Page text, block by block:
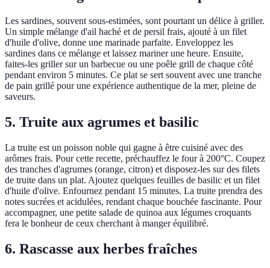
Les sardines, souvent sous-estimées, sont pourtant un délice à griller.
Un simple mélange d'ail haché et de persil frais, ajouté à un filet
d'huile d'olive, donne une marinade parfaite. Enveloppez les
sardines dans ce mélange et laissez mariner une heure. Ensuite,
faites-les griller sur un barbecue ou une poêle grill de chaque côté
pendant environ 5 minutes. Ce plat se sert souvent avec une tranche
de pain grillé pour une expérience authentique de la mer, pleine de
saveurs.
5. Truite aux agrumes et basilic
La truite est un poisson noble qui gagne à être cuisiné avec des
arômes frais. Pour cette recette, préchauffez le four à 200°C. Coupez
des tranches d'agrumes (orange, citron) et disposez-les sur des filets
de truite dans un plat. Ajoutez quelques feuilles de basilic et un filet
d'huile d'olive. Enfournez pendant 15 minutes. La truite prendra des
notes sucrées et acidulées, rendant chaque bouchée fascinante. Pour
accompagner, une petite salade de quinoa aux légumes croquants
fera le bonheur de ceux cherchant à manger équilibré.
6. Rascasse aux herbes fraîches